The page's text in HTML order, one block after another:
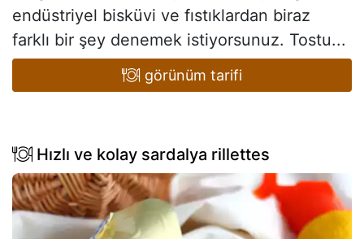
endüstriyel bisküvi ve fıstıklardan biraz
farklı bir şey denemek istiyorsunuz. Tostu...
görünüm tarifi
Hızlı ve kolay sardalya rillettes